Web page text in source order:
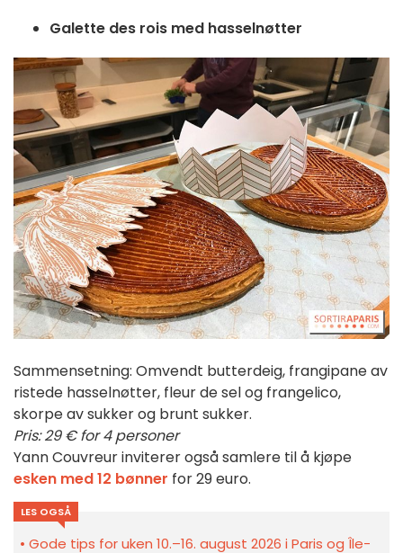
Galette des rois med hasselnøtter
Sammensetning: Omvendt butterdeig, frangipane av
ristede hasselnøtter, fleur de sel og frangelico,
skorpe av sukker og brunt sukker.
Pris: 29 € for 4 personer
Yann Couvreur inviterer også samlere til å kjøpe
esken med 12 bønner for 29 euro.
LES OGSÅ
Gode tips for uken 10.–16. august 2026 i Paris og Île-